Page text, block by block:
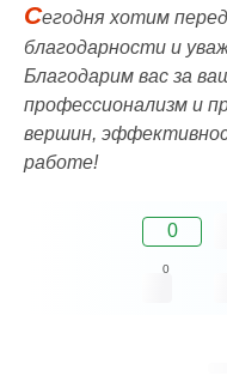
Сегодня хотим
благодарности и
Благодарим вас за
профессионализм и
вершин,
работе!
0
0